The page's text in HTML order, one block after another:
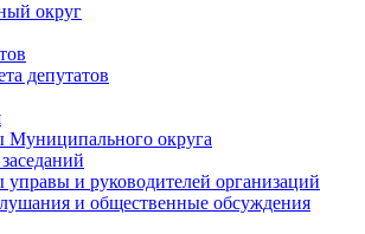
округ
депутатов
Муниципального округа
управы и руководителей организаций
и общественные обсуждения